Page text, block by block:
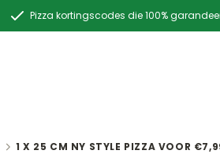
Pizza kortingscodes die 100%
1 X 25 CM NY STYLE PIZZA VOOR